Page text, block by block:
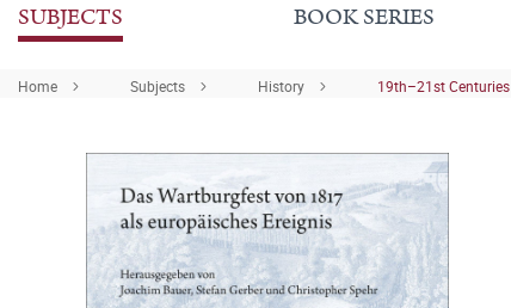
SUBJECTS BOOK SERIES
Home Subjects History 19th–21st Centuries